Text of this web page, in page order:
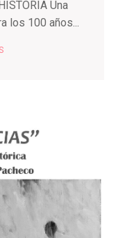
Una
los 100 años...